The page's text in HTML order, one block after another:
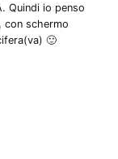
Quindi io penso
con schermo
🙂